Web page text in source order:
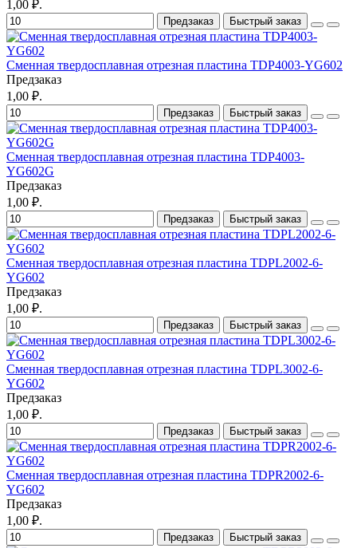
1,00 ₽.
Предзаказ Быстрый заказ
Сменная твердосплавная отрезная пластина TDP4003-YG602
Предзаказ
1,00 ₽.
Предзаказ Быстрый заказ
Сменная твердосплавная отрезная пластина TDP4003-
YG602G
Предзаказ
1,00 ₽.
Предзаказ Быстрый заказ
Сменная твердосплавная отрезная пластина TDPL2002-6-
YG602
Предзаказ
1,00 ₽.
Предзаказ Быстрый заказ
Сменная твердосплавная отрезная пластина TDPL3002-6-
YG602
Предзаказ
1,00 ₽.
Предзаказ Быстрый заказ
Сменная твердосплавная отрезная пластина TDPR2002-6-
YG602
Предзаказ
1,00 ₽.
Предзаказ Быстрый заказ